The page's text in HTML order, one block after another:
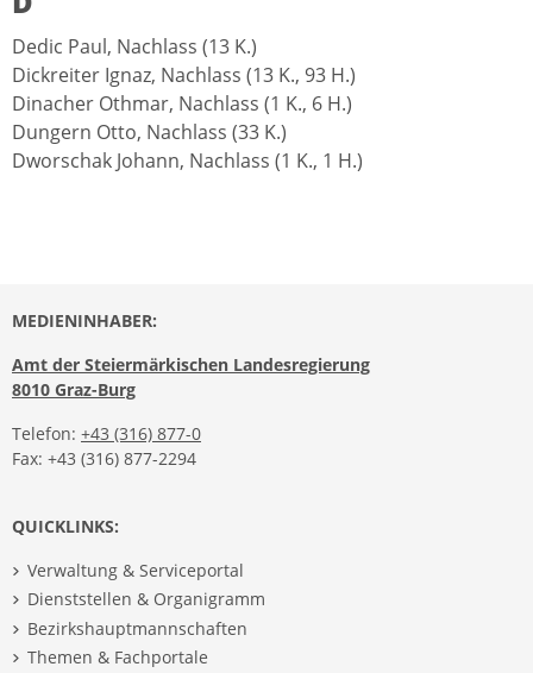
Dedic Paul, Nachlass (13 K.)
Dickreiter Ignaz, Nachlass (13 K., 93 H.)
Dinacher Othmar, Nachlass (1 K., 6 H.)
Dungern Otto, Nachlass (33 K.)
Dworschak Johann, Nachlass (1 K., 1 H.)
MEDIENINHABER:
Amt der Steiermärkischen Landesregierung
8010 Graz-Burg
Telefon: +43 (316) 877-0
Fax: +43 (316) 877-2294
QUICKLINKS:
Verwaltung & Serviceportal
Dienststellen & Organigramm
Bezirkshauptmannschaften
Themen & Fachportale